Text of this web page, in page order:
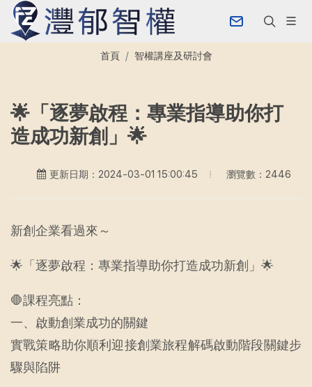
首頁 智權講座及研討會
🌟「逐夢啟程：專業指導助你打
造成功新創」🌟
更新日期：2024-03-01 15:00:45 瀏覽數：2446
新創企業看過來～
🌟「逐夢啟程：專業指導助你打造成功新創」🌟
🛑課程亮點：
一、啟動創業成功的關鍵
實戰策略助你順利迎接創業旅程解碼啟動階段關鍵步
驟與陷阱